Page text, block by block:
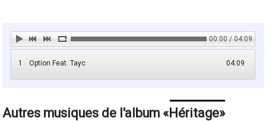
00:00 / 04:09
1 04:09
Option Feat. Tayc
Autres musiques de l'album Héritage